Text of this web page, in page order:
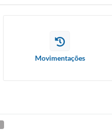
Movimentações